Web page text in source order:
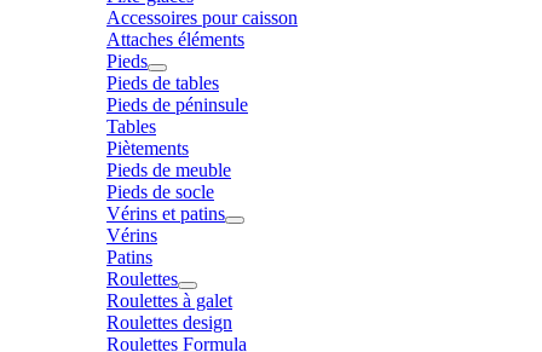
Accessoires pour caisson
Attaches éléments
Pieds
Pieds de tables
Pieds de péninsule
Tables
Piètements
Pieds de meuble
Pieds de socle
Vérins et patins
Vérins
Patins
Roulettes
Roulettes à galet
Roulettes design
Roulettes Formula